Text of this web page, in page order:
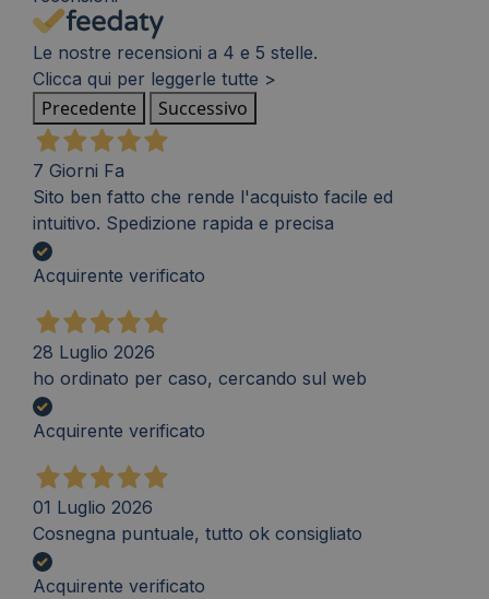
Le nostre recensioni a 4 e 5 stelle.
Clicca qui per leggerle tutte >
Precedente Successivo
7 Giorni Fa
Sito ben fatto che rende l'acquisto facile ed
intuitivo. Spedizione rapida e precisa
Acquirente verificato
28 Luglio 2026
ho ordinato per caso, cercando sul web
Acquirente verificato
01 Luglio 2026
Cosnegna puntuale, tutto ok consigliato
Acquirente verificato